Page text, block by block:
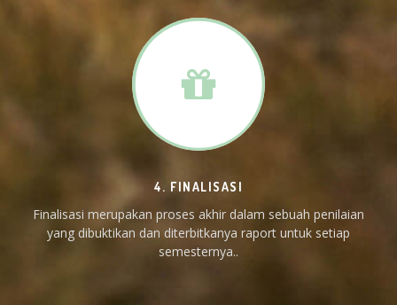
4. FINALISASI
Finalisasi merupakan proses akhir dalam sebuah penilaian
yang dibuktikan dan diterbitkanya raport untuk setiap
semesternya..